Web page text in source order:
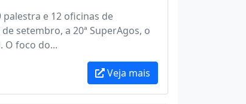
palestra e 12 oficinas de
setembro, a 20ª SuperAgos, o
O foco do...
Veja mais